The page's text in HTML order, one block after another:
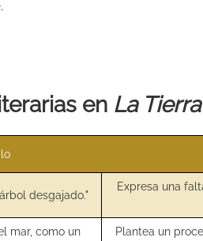
en La Tierra
desgajado."
Expresa una
mar, como un
Plantea un